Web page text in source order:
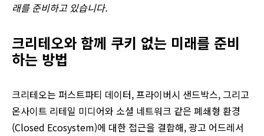
래를 준비하고 있습니다.
크리테오와 함께 쿠키 없는 미래를 준비
하는 방법
크리테오는 퍼스트파티 데이터, 프라이버시 샌드박스, 그리고
온사이트 리테일 미디어와 소셜 네트워크 같은 폐쇄형 환경
(Closed Ecosystem)에 대한 접근을 결합해, 광고 어드레서